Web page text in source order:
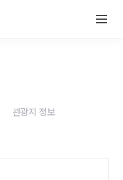
관광지 정보